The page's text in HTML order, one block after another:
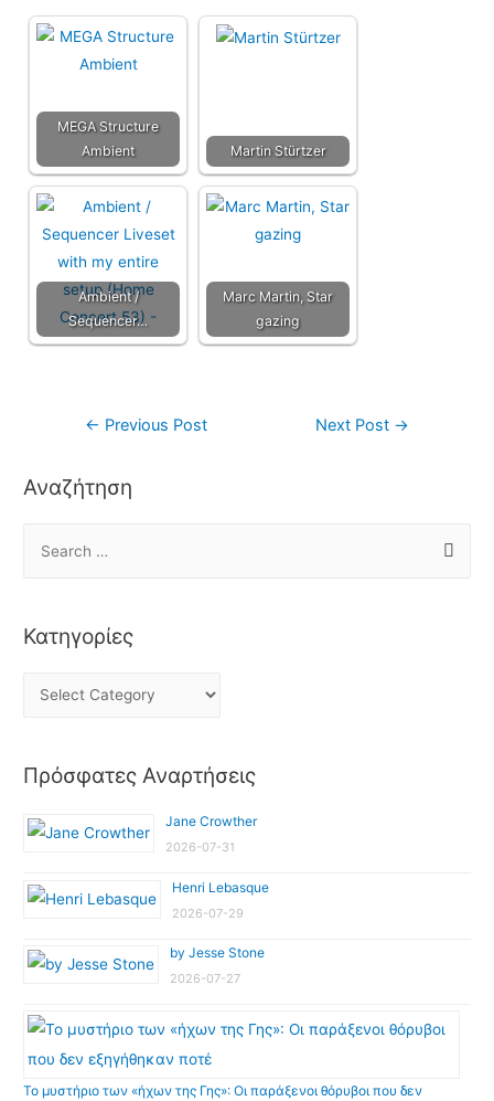
MEGA Structure
Ambient
Martin Stürtzer
Ambient /
Sequencer…
Marc Martin, Star
gazing
← Previous Post Next Post →
Αναζήτηση
Κατηγορίες
Πρόσφατες Αναρτήσεις
Jane Crowther
2026-07-31
Henri Lebasque
2026-07-29
by Jesse Stone
2026-07-27
Το μυστήριο των «ήχων της Γης»: Οι παράξενοι θόρυβοι που δεν